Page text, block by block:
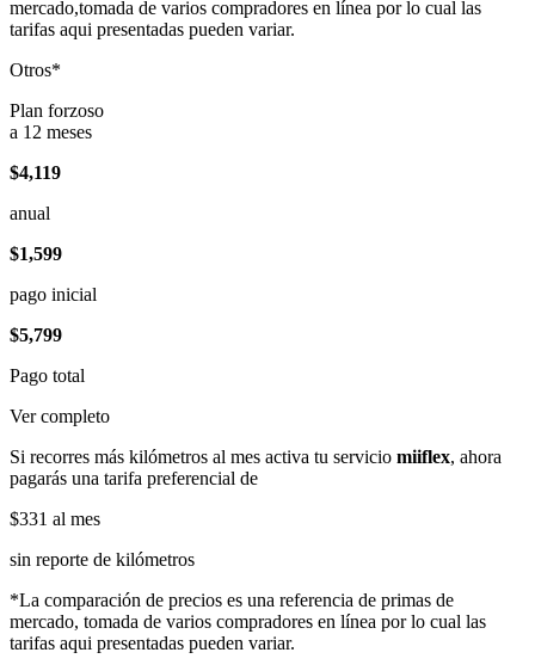
mercado,tomada de varios compradores en línea por lo cual las
tarifas aqui presentadas pueden variar.
Otros*
Plan forzoso
a 12 meses
$4,119
anual
$1,599
pago inicial
$5,799
Pago total
Ver completo
Si recorres más kilómetros al mes activa tu servicio miiflex, ahora
pagarás una tarifa preferencial de
$331 al mes
sin reporte de kilómetros
*La comparación de precios es una referencia de primas de
mercado, tomada de varios compradores en línea por lo cual las
tarifas aqui presentadas pueden variar.